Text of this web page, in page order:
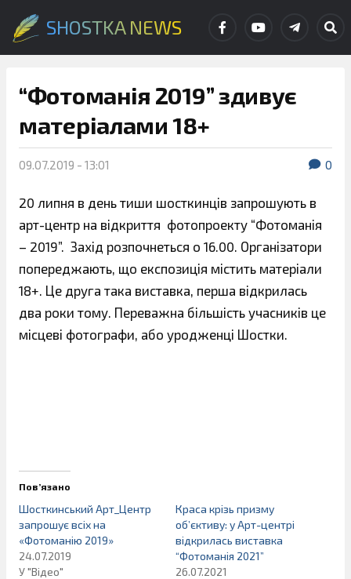
SHOSTKA NEWS
“Фотоманія 2019” здивує
матеріалами 18+
09.07.2019 - 13:01 0
20 липня в день тиши шосткинців запрошують в
арт-центр на відкриття фотопроекту “Фотоманія
– 2019”. Захід розпочнеться о 16.00. Організатори
попереджають, що експозиція містить матеріали
18+. Це друга така виставка, перша відкрилась
два роки тому. Переважна більшість учасників це
місцеві фотографи, або уродженці Шостки.
Пов’язано
Шосткинський Арт_Центр
запрошує всіх на
«Фотоманію 2019»
24.07.2019
У "Відео"
Краса крізь призму
об’єктиву: у Арт-центрі
відкрилась виставка
“Фотоманія 2021”
26.07.2021